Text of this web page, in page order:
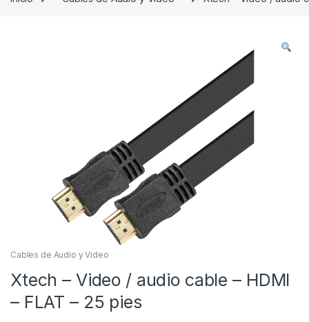
Cables de Audio y Video
Xtech – Video / audio cable – HDMI
– FLAT – 25 pies